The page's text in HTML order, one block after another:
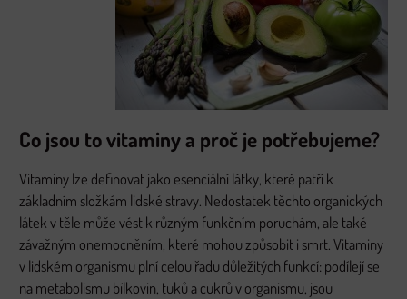
Co jsou to vitaminy a proč je potřebujeme?
Vitaminy lze definovat jako esenciální látky, které patří k
základním složkám lidské stravy. Nedostatek těchto organických
látek v těle může vést k různým funkčním poruchám, ale také
závažným onemocněním, které mohou způsobit i smrt. Vitaminy
v lidském organismu plní celou řadu důležitých funkcí: podílejí se
na metabolismu bílkovin, tuků a cukrů v organismu, jsou